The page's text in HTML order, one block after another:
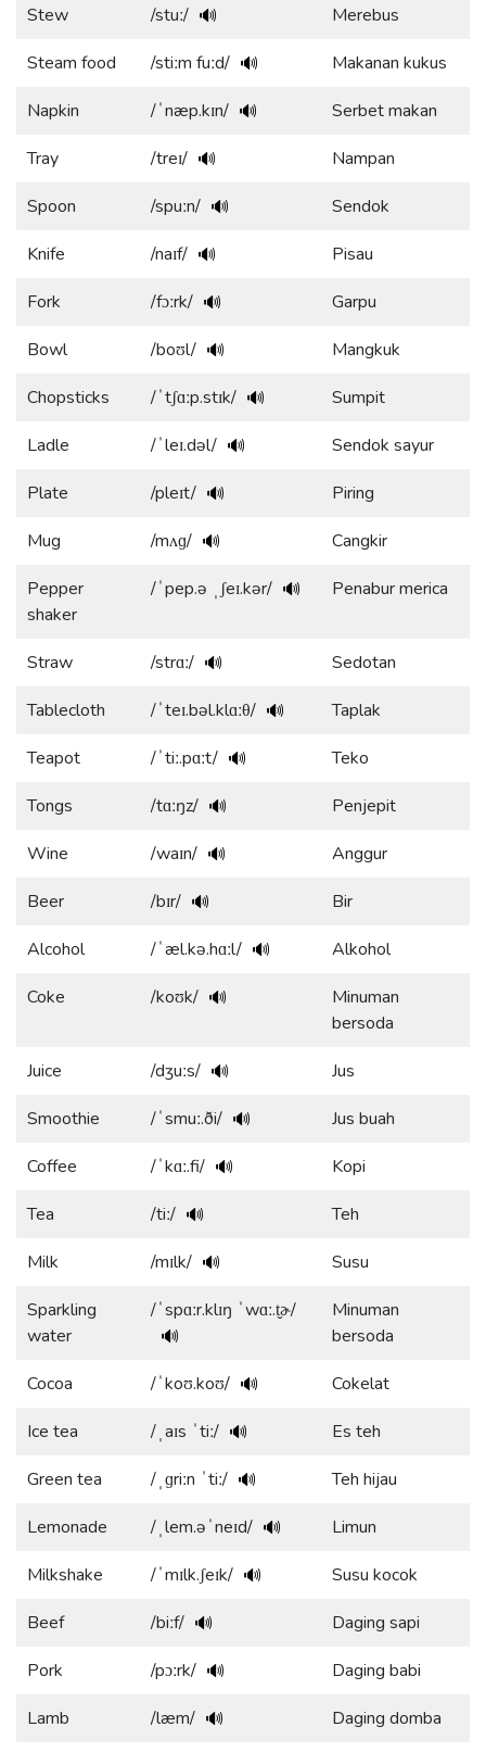
Stew /stuː/ 🔊
Merebus
Steam food
/stiːm fuːd/ 🔊
Makanan kukus
Napkin
/ˈnæp.kɪn/ 🔊
Serbet makan
Tray
/treɪ/ 🔊
Nampan
Spoon
/spuːn/ 🔊
Sendok
Knife
/naɪf/ 🔊
Pisau
Fork
/fɔːrk/ 🔊
Garpu
Bowl
/boʊl/ 🔊
Mangkuk
Chopsticks
/ˈtʃɑːp.stɪk/ 🔊
Sumpit
Ladle
/ˈleɪ.dəl/ 🔊
Sendok sayur
Plate
/pleɪt/ 🔊
Piring
Mug
/mʌɡ/ 🔊
Cangkir
Pepper
shaker
/ˈpep.ə ˌʃeɪ.kər/ 🔊 Penabur merica
Straw /strɑː/ 🔊
Sedotan
Tablecloth
/ˈteɪ.bəl.klɑːθ/ 🔊
Taplak
Teapot
/ˈtiː.pɑːt/ 🔊
Teko
Tongs
/tɑːŋz/ 🔊
Penjepit
Wine
/waɪn/ 🔊
Anggur
Beer
/bɪr/ 🔊
Bir
Alcohol
/ˈæl.kə.hɑːl/ 🔊
Alkohol
Coke
/koʊk/ 🔊
Minuman
bersoda
Juice
/dʒuːs/ 🔊
Jus
Smoothie
/ˈsmuː.ði/ 🔊
Jus buah
Coffee
/ˈkɑː.fi/ 🔊
Kopi
Tea
/tiː/ 🔊
Teh
Milk
/mɪlk/ 🔊
Susu
Sparkling
water
/ˈspɑːr.klɪŋ ˈwɑː.t̬ɚ/
🔊
Minuman
bersoda
Cocoa
/ˈkoʊ.koʊ/ 🔊
Cokelat
Ice tea
/ˌaɪs ˈtiː/ 🔊
Es teh
Green tea
/ˌɡriːn ˈtiː/ 🔊
Teh hijau
Lemonade
/ˌlem.əˈneɪd/ 🔊
Limun
Milkshake
/ˈmɪlk.ʃeɪk/ 🔊
Susu kocok
Beef
/biːf/ 🔊
Daging sapi
Pork
/pɔːrk/ 🔊
Daging babi
Lamb
/læm/ 🔊
Daging domba